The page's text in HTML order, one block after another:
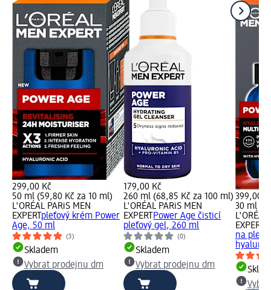
299,00 Kč
50 ml (59,80 Kč za 10 ml)
L'ORÉAL PARiS MEN
EXPERT pleťový krém Power
Age, 50 ml
(3)
Skladem
Vybrat prodejnu dm
179,00 Kč
260 ml (68,85 Kč za 100 ml)
L'ORÉAL PARiS MEN
EXPERT Power Age čisticí
pleťový gel, 260 ml
(0)
Skladem
Vybrat prodejnu dm
399,00
30 ml
EXPERT
na pleť